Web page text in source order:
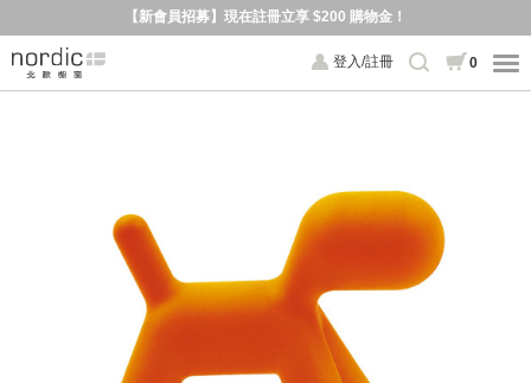
【新會員招募】現在註冊立享 $200 購物金！
登入/註冊 0